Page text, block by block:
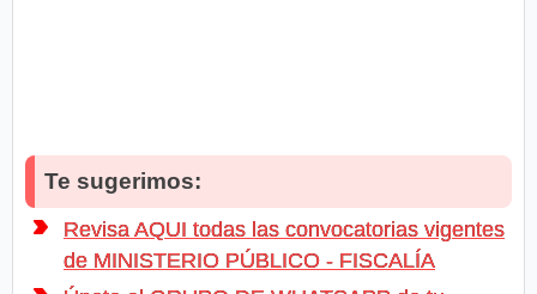
Te sugerimos:
Revisa AQUI todas las convocatorias vigentes
de MINISTERIO PÚBLICO - FISCALÍA